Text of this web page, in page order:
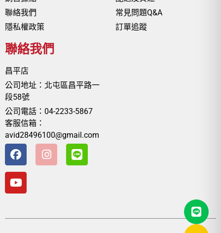
聯絡我們
隱私權政策
常見問題Q&A
訂單追蹤
聯絡我們
昌平店
公司地址：北屯區昌平路一
段58號
公司電話：04-2233-5867
客服信箱：
avid28496100@gmail.com